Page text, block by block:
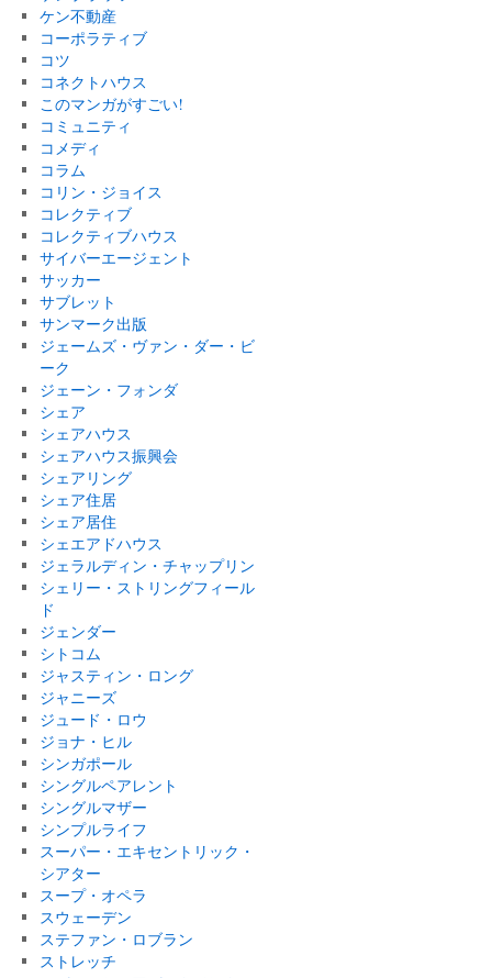
ケン不動産
コーポラティブ
コツ
コネクトハウス
このマンガがすごい!
コミュニティ
コメディ
コラム
コリン・ジョイス
コレクティブ
コレクティブハウス
サイバーエージェント
サッカー
サブレット
サンマーク出版
ジェームズ・ヴァン・ダー・ビ
ーク
ジェーン・フォンダ
シェア
シェアハウス
シェアハウス振興会
シェアリング
シェア住居
シェア居住
シェエアドハウス
ジェラルディン・チャップリン
シェリー・ストリングフィール
ド
ジェンダー
シトコム
ジャスティン・ロング
ジャニーズ
ジュード・ロウ
ジョナ・ヒル
シンガポール
シングルペアレント
シングルマザー
シンプルライフ
スーパー・エキセントリック・
シアター
スープ・オペラ
スウェーデン
ステファン・ロブラン
ストレッチ